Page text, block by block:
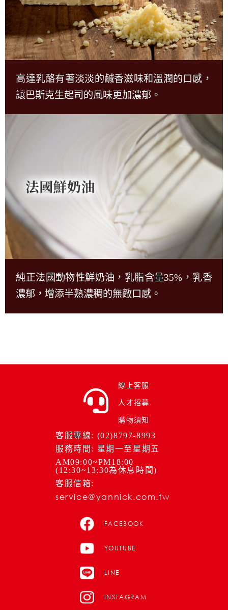
高達乳酪有著淡淡的鹹香滋味和溫潤的口感，
讓巴斯克生起司的風味更加濃郁。
純正法國動物性鮮奶油，乳脂含量35%，乳香
濃郁，增添半熟濃稠的無敵口感。
線上客服
人才招募
購物須知
客服專線: (02)8797-8993
服務時間: 星期一至星期五
AM09:00~PM18:00
(12:30~13:30為休息時間)
客服信箱:
service@yannick.com.tw
FACEBOOK
YOUTUBE
LINE
INSTAGRAM